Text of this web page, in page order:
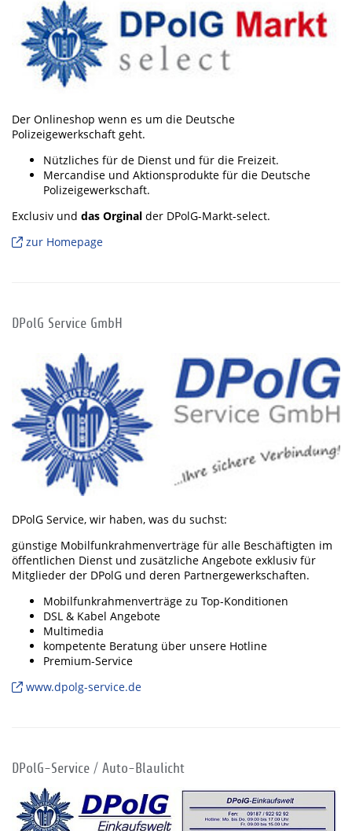
Der Onlineshop wenn es um die Deutsche
Polizeigewerkschaft geht.
Nützliches für de Dienst und für die Freizeit.
Mercandise und Aktionsprodukte für die Deutsche
Polizeigewerkschaft.
Exclusiv und das Orginal der DPolG-Markt-select.
zur Homepage
DPolG Service GmbH
DPolG Service, wir haben, was du suchst:
günstige Mobilfunkrahmenverträge für alle Beschäftigten im
öffentlichen Dienst und zusätzliche Angebote exklusiv für
Mitglieder der DPolG und deren Partnergewerkschaften.
Mobilfunkrahmenverträge zu Top-Konditionen
DSL & Kabel Angebote
Multimedia
kompetente Beratung über unsere Hotline
Premium-Service
www.dpolg-service.de
DPolG-Service / Auto-Blaulicht